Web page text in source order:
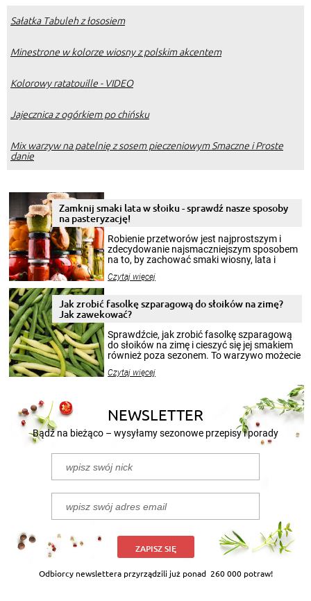
Sałatka Tabuleh z łososiem
Minestrone w kolorze wiosny z polskim akcentem
Kolorowy ratatouille - VIDEO
Jajecznica z ogórkiem po chińsku
Mix warzyw na patelnię z sosem pieczeniowym Smaczne i Proste
danie
Zamknij smaki lata w słoiku - sprawdź nasze sposoby
na pasteryzację!
Robienie przetworów jest najprostszym i
zdecydowanie najsmaczniejszym sposobem
na to, by zachować smaki wiosny, lata i
krajobrazów, by cieszyć nimi oko w sezonie
pełni poczuć atmosferę cieplejszych
miesięcy. Przygotowanie słoików ze
patenty, które pozwolą zachować świeżość
przetworów.
Czytaj więcej
Jak zrobić fasolkę szparagową do słoików na zimę?
Jak zawekować?
Sprawdźcie, jak zrobić fasolkę szparagową
do słoików na zimę i cieszyć się jej smakiem
również poza sezonem. To warzywo możecie
nasze propozycje!
Czytaj więcej
NEWSLETTER
Bądź na bieżąco – wysyłamy sezonowe przepisy i porady
ZAPISZ SIĘ
Odbiorcy newslettera przyrządzili już ponad 260 000 potraw!